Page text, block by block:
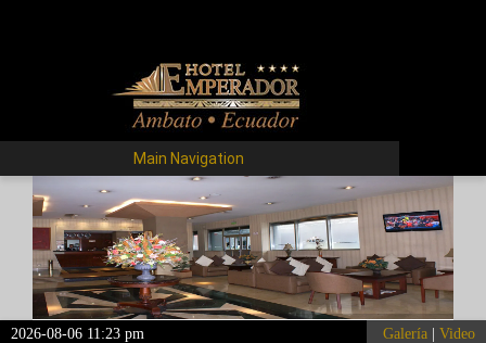
Main Navigation
2026-08-06 11:23 pm Galería Video